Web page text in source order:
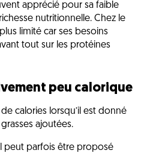
apprécié pour sa faible
nutritionnelle. Chez le
limité car ses besoins
tout sur les protéines
peu calorique
calories lorsqu’il est donné
ajoutées.
peut parfois être proposé